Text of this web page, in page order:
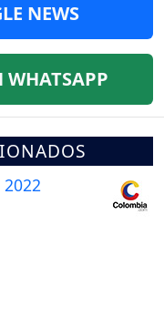
NEWS
WHATSAPP